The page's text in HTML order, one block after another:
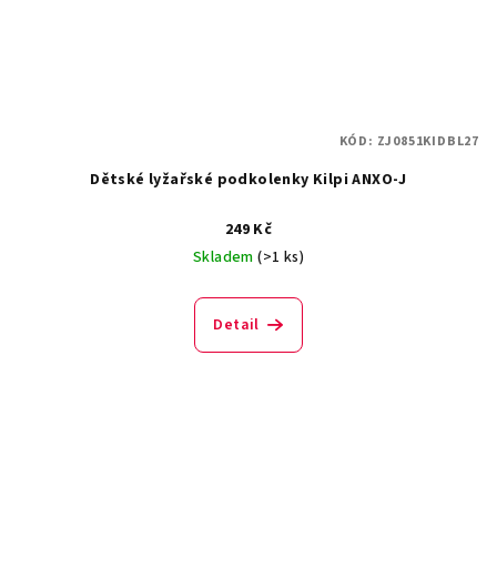
Dětské lyžařské podkolenky Kilpi ANXO-J
249 Kč
Skladem(>1 ks)
Detail
KÓD: ZJ0851KIDBL27